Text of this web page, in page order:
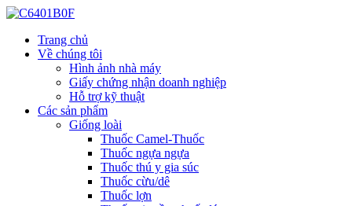
Trang chủ
Về chúng tôi
Hình ảnh nhà máy
Giấy chứng nhận doanh nghiệp
Hỗ trợ kỹ thuật
Các sản phẩm
Giống loài
Thuốc Camel-Thuốc
Thuốc ngựa ngựa
Thuốc thú y gia súc
Thuốc cừu/dê
Thuốc lợn